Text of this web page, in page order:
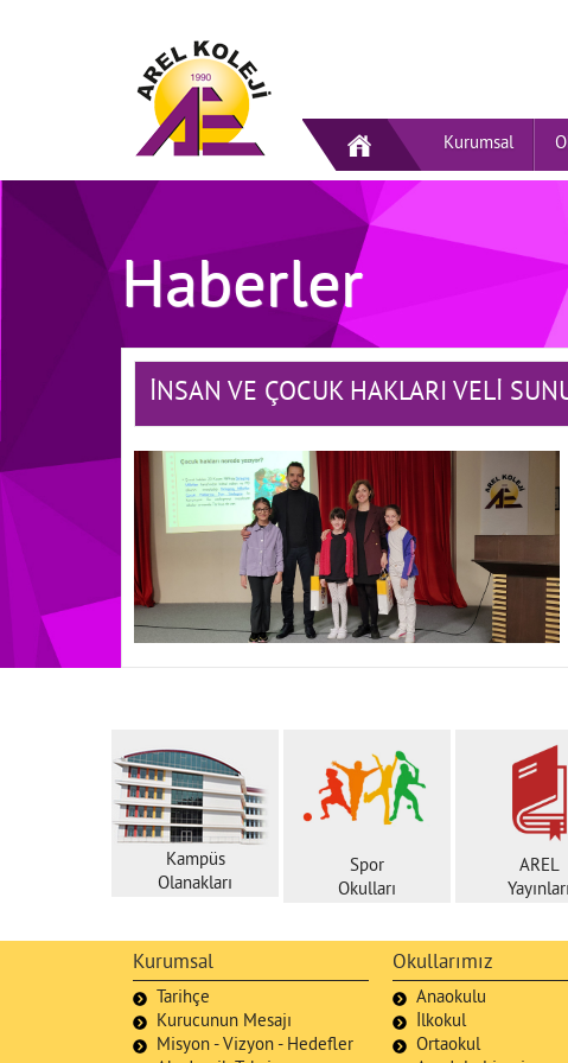
Kurumsal
Haberler
İNSAN VE ÇOCUK HAKLARI VELİ
Kampüs
Olanakları
Spor
Okulları
AREL
Yayınları
Kurumsal
Tarihçe
Kurucunun Mesajı
Misyon - Vizyon - Hedefler
Okullarımız
Anaokulu
İlkokul
Ortaokul